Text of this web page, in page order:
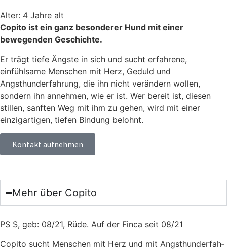
Alter: 4 Jahre alt
Copito ist ein ganz besonderer Hund mit einer
bewegenden Geschichte.
Er trägt tiefe Ängste in sich und sucht erfahrene,
einfühlsame Menschen mit Herz, Geduld und
Angsthunderfahrung, die ihn nicht verändern wollen,
sondern ihn annehmen, wie er ist. Wer bereit ist, diesen
stillen, sanften Weg mit ihm zu gehen, wird mit einer
einzigartigen, tiefen Bindung belohnt.
Kontakt aufnehmen
Mehr über Copito
PS S, geb: 08/21, Rüde. Auf der Fin­ca seit 08/21
Copi­to sucht Men­schen mit Herz und mit Angst­hun­d­er­fah­